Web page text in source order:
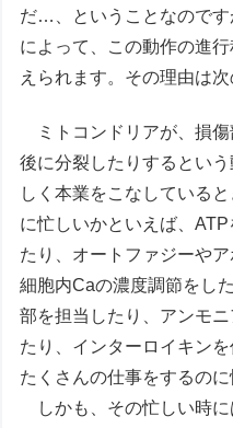
だ…、ということなので
によって、この動作の進
えられます。その理由は次
ミトコンドリアが、損傷
後に分裂したりするとい
しく本業をこなしている
に忙しいかといえば、
たり、オートファジーや
細胞内Caの濃度調節をし
部を担当したり、アンモ
たり、インターロイキン
たくさんの仕事をするのに
しかも、その忙しい時に